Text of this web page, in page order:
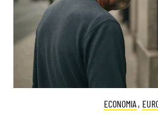
ECONOMIA ,